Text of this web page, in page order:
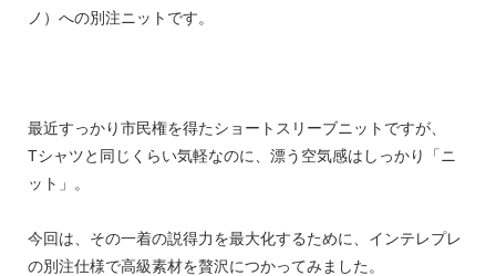
ノ）への別注ニットです。
最近すっかり市民権を得たショートスリーブニットですが、
Tシャツと同じくらい気軽なのに、漂う空気感はしっかり「ニ
ット」。
今回は、その一着の説得力を最大化するために、インテレプレ
の別注仕様で高級素材を贅沢につかってみました。